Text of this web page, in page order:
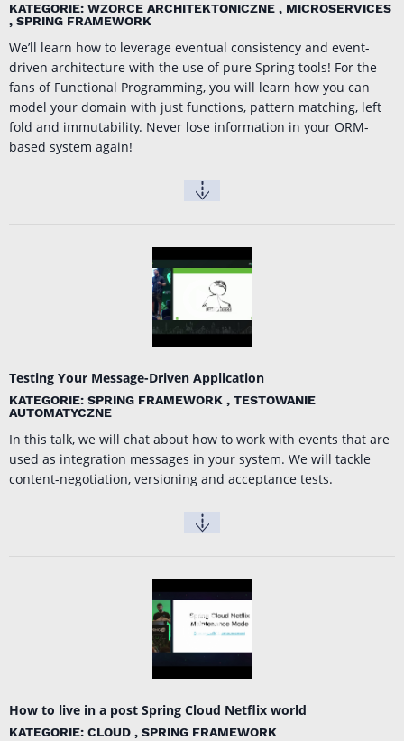
KATEGORIE: WZORCE ARCHITEKTONICZNE , MICROSERVICES
, SPRING FRAMEWORK
We’ll learn how to leverage eventual consistency and event-
driven architecture with the use of pure Spring tools! For the
fans of Functional Programming, you will learn how you can
model your domain with just functions, pattern matching, left
fold and immutability. Never lose information in your ORM-
based system again!
Testing Your Message-Driven Application
KATEGORIE: SPRING FRAMEWORK , TESTOWANIE
AUTOMATYCZNE
In this talk, we will chat about how to work with events that are
used as integration messages in your system. We will tackle
content-negotiation, versioning and acceptance tests.
How to live in a post Spring Cloud Netflix world
KATEGORIE: CLOUD , SPRING FRAMEWORK